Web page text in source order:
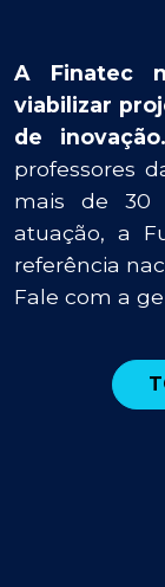
A Finatec
viabilizar
de inovação.
professores
mais de 30
atuação, a
referência
Fale com a